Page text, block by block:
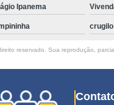
Ipanema
crugilo
reservado. Sua reprodução,